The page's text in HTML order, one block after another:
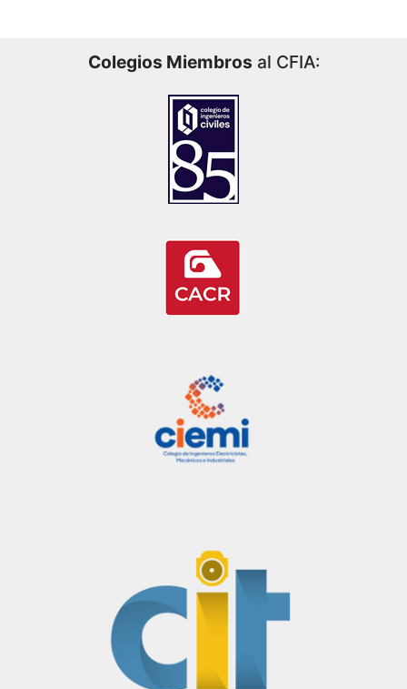
Colegios Miembros al CFIA: